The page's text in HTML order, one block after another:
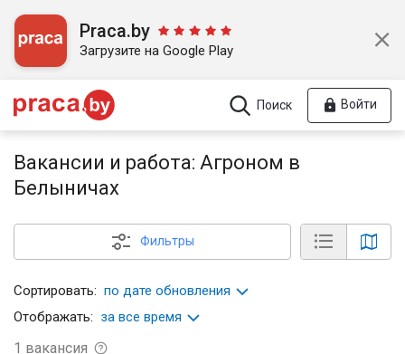
Praca.by
Загрузите на Google Play
Поиск Войти
Вакансии и работа: Агроном в
Белыничах
Фильтры
Сортировать: по дате обновления
Отображать: за все время
1 вакансия